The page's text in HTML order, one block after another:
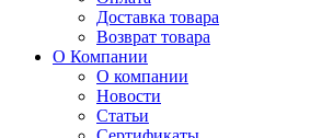
Доставка товара
Возврат товара
О Компании
О компании
Новости
Статьи